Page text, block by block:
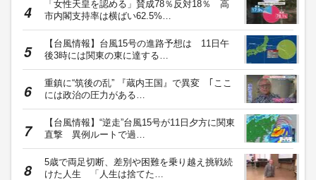
「女性天皇を認める」賛成78％反対18％ 高
市内閣支持率は横ばい62.5%…
【台風情報】台風15号の進路予想は 11日午
後3時には関東の東に達する…
重鎮に“筑後の乱” 『蔵内王国』で異変 ｢ここ
には政治の圧力がある…
【台風情報】“逆走”台風15号が11日夕方に関東
直撃 異例ルートで過…
5歳で両足切断、差別や困難を乗り越え挑戦続
けた人生 「人生は捨てた…